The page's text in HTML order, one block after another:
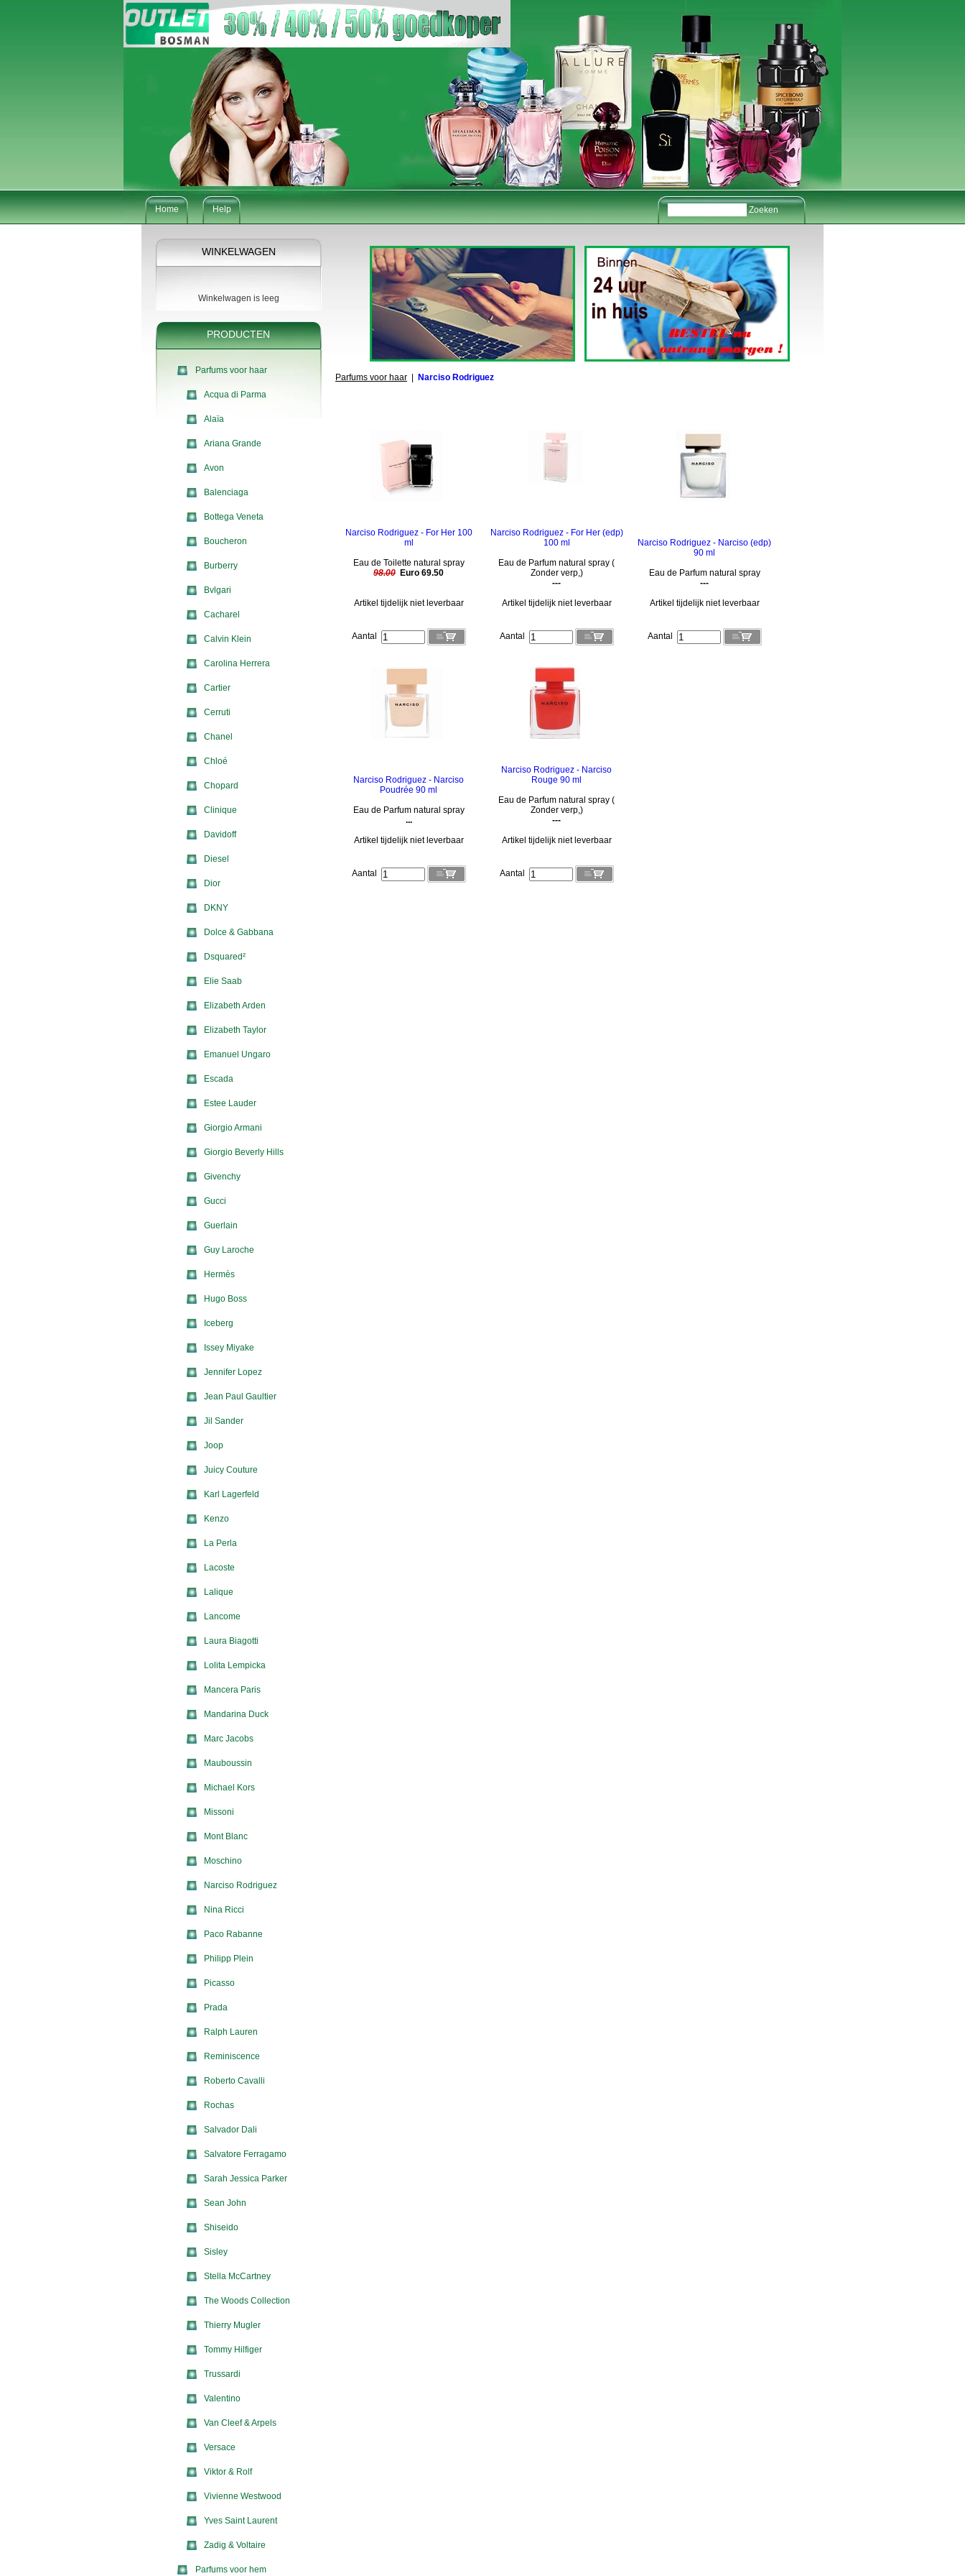
Home Help
WINKELWAGEN
Winkelwagen is leeg
PRODUCTEN
Parfums voor haar
Acqua di Parma
Alaïa
Ariana Grande
Avon
Balenciaga
Bottega Veneta
Boucheron
Burberry
Bvlgari
Cacharel
Calvin Klein
Carolina Herrera
Cartier
Cerruti
Chanel
Chloé
Chopard
Clinique
Davidoff
Diesel
Dior
DKNY
Dolce & Gabbana
Dsquared²
Elie Saab
Elizabeth Arden
Elizabeth Taylor
Emanuel Ungaro
Escada
Estee Lauder
Giorgio Armani
Giorgio Beverly Hills
Givenchy
Gucci
Guerlain
Guy Laroche
Hermès
Hugo Boss
Iceberg
Issey Miyake
Jennifer Lopez
Jean Paul Gaultier
Jil Sander
Joop
Juicy Couture
Karl Lagerfeld
Kenzo
La Perla
Lacoste
Lalique
Lancome
Laura Biagotti
Lolita Lempicka
Mancera Paris
Mandarina Duck
Marc Jacobs
Mauboussin
Michael Kors
Missoni
Mont Blanc
Moschino
Narciso Rodriguez
Nina Ricci
Paco Rabanne
Philipp Plein
Picasso
Prada
Ralph Lauren
Reminiscence
Roberto Cavalli
Rochas
Salvador Dali
Salvatore Ferragamo
Sarah Jessica Parker
Sean John
Shiseido
Sisley
Stella McCartney
The Woods Collection
Thierry Mugler
Tommy Hilfiger
Trussardi
Valentino
Van Cleef & Arpels
Versace
Viktor & Rolf
Vivienne Westwood
Yves Saint Laurent
Zadig & Voltaire
Parfums voor hem
Parfums voor haar Narciso Rodriguez
Narciso Rodriguez - For Her 100
ml
Eau de Toilette natural spray
98.00 Euro 69.50
Artikel tijdelijk niet leverbaar
Aantal
Narciso Rodriguez - For Her (edp)
100 ml
Eau de Parfum natural spray (
Zonder verp,)
---
Artikel tijdelijk niet leverbaar
Aantal
Narciso Rodriguez - Narciso (edp)
90 ml
Eau de Parfum natural spray
---
Artikel tijdelijk niet leverbaar
Aantal
Narciso Rodriguez - Narciso
Poudrée 90 ml
Eau de Parfum natural spray
...
Artikel tijdelijk niet leverbaar
Aantal
Narciso Rodriguez - Narciso
Rouge 90 ml
Eau de Parfum natural spray (
Zonder verp,)
---
Artikel tijdelijk niet leverbaar
Aantal